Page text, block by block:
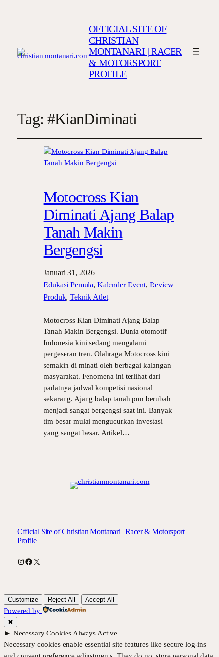
OFFICIAL SITE OF
CHRISTIAN
MONTANARI | RACER
& MOTORSPORT
PROFILE
Tag: #KianDiminati
Motocross Kian
Diminati Ajang Balap
Tanah Makin
Bergengsi
Januari 31, 2026
Edukasi Pemula, Kalender Event, Review
Produk, Teknik Atlet
Motocross Kian Diminati Ajang Balap
Tanah Makin Bergengsi. Dunia otomotif
Indonesia kini sedang mengalami
pergeseran tren. Olahraga Motocross kini
semakin di minati oleh berbagai kalangan
masyarakat. Fenomena ini terlihat dari
padatnya jadwal kompetisi nasional
sekarang. Ajang balap tanah pun berubah
menjadi sangat bergengsi saat ini. Banyak
tim besar mulai mengucurkan investasi
yang sangat besar. Artikel…
Official Site of Christian Montanari | Racer & Motorsport
Profile
Instagram
Facebook
X
Customize Reject All Accept All
Powered by
✖
► Necessary Cookies Always Active
Necessary cookies enable essential site features like secure log-ins
and consent preference adjustments. They do not store personal data.